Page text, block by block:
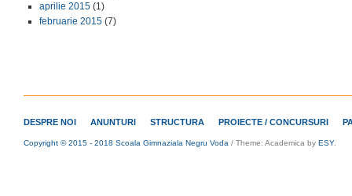
aprilie 2015 (1)
februarie 2015 (7)
DESPRE NOI ANUNTURI STRUCTURA PROIECTE / CONCURSURI
Copyright © 2015 - 2018 Scoala Gimnaziala Negru Voda / Theme: Academica by ESY.